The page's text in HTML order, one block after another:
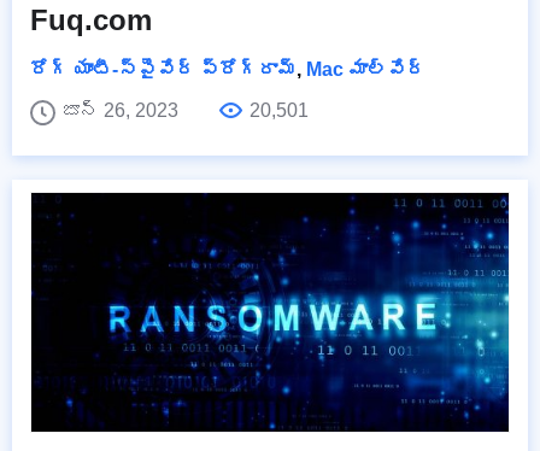
Fuq.com
రోగ్ యాంటీ-స్పైవేర్ ప్రోగ్రామ్, Mac మాల్వేర్
జూన్ 26, 2023
20,501